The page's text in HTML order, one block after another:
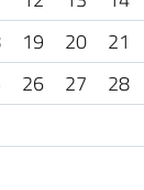
19 20 21
26 27 28